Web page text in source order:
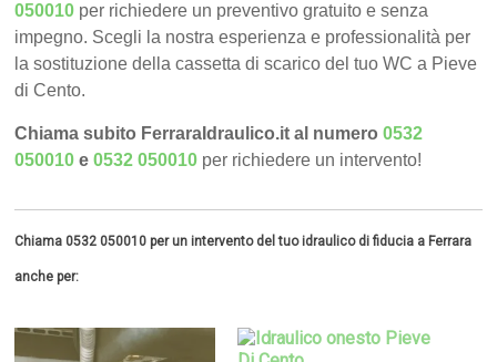
050010 per richiedere un preventivo gratuito e senza
impegno. Scegli la nostra esperienza e professionalità per
la sostituzione della cassetta di scarico del tuo WC a Pieve
di Cento.
Chiama subito FerraraIdraulico.it al numero0532
050010 e0532 050010 per richiedere un intervento!
Chiama 0532 050010 per un intervento del tuo idraulico di fiducia a Ferrara
anche per: